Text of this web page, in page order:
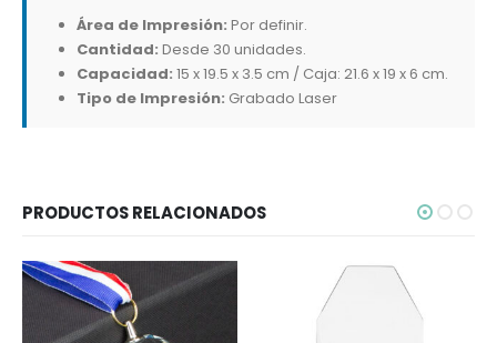
Área de Impresión: Por definir.
Cantidad: Desde 30 unidades.
Capacidad: 15 x 19.5 x 3.5 cm / Caja: 21.6 x 19 x 6 cm.
Tipo de Impresión: Grabado Laser
PRODUCTOS RELACIONADOS